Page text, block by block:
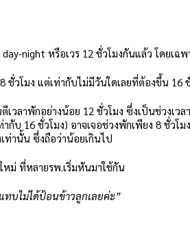
day-night หรือเวร 12 ชั่วโมงกันแล้ว โดยเฉ
8 ชั่วโมง แต่เท่ากับไม่มีวันใดเลยที่ต้องขึ้น
ตีเวลาพักอย่างน้อย 12 ชั่วโมง ซึ่งเป็นช่วงเ
ากับ 16 ชั่วโมง) อาจเจอช่วงพักเพียง 8 ชั่ว
ท่านั้น ซึ่งถือว่าน้อยเกินไป
หม่ ที่หลายรพ.เริ่มหันมาใช้กัน
ทบไม่ได้ป้อนข้าวลูกเลยค่ะ”